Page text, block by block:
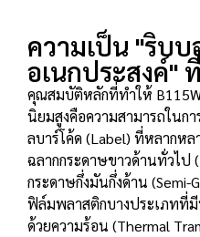
ความเป็น "ริบ
อเนกประสงค์"
คุณสมบัติหลักที่ทำให้
นิยมสูงคือความสามารถในก
ลบาร์โค้ด (Label) ที่หลากห
ฉลากกระดาษขาวด้านทั่วไป
กระดาษกึ่งมันกึ่งด้าน (Semi-
ฟิล์มพลาสติกบางประเภทที่
ด้วยความร้อน (Thermal